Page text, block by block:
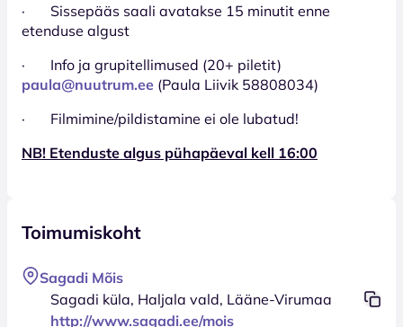
· Sissepääs saali avatakse 15 minutit enne
etenduse algust
· Info ja grupitellimused (20+ piletit)
paula@nuutrum.ee (Paula Liivik 58808034)
· Filmimine/pildistamine ei ole lubatud!
NB! Etenduste algus pühapäeval kell 16:00
Toimumiskoht
Sagadi Mõis
Sagadi küla, Haljala vald, Lääne-Virumaa
http://www.sagadi.ee/mois